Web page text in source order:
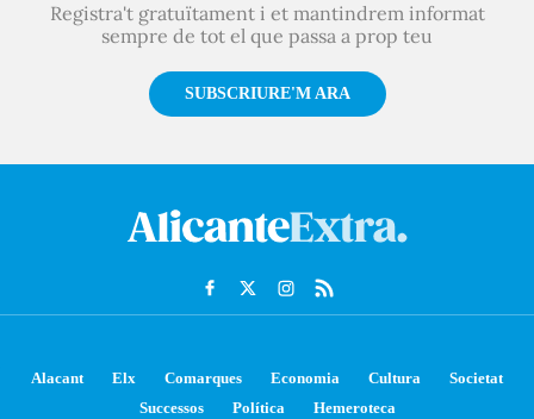
Registra't gratuïtament i et mantindrem informat
sempre de tot el que passa a prop teu
SUBSCRIURE'M ARA
Alacant Elx Comarques Economia Cultura
Societat
Successos
Política Hemeroteca